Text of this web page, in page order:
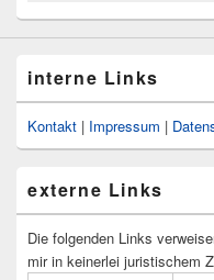
interne Links
Kontakt | Impressum |
externe Links
Die folgenden Links
mir in keinerlei juristischem